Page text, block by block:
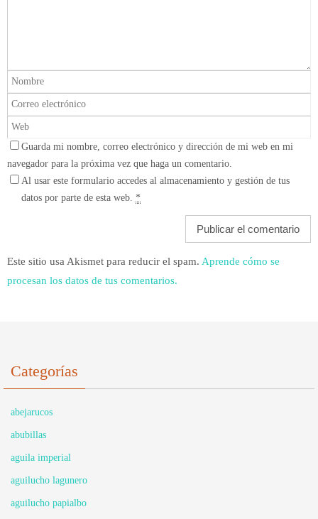
Guarda mi nombre, correo electrónico y dirección de mi web en mi
navegador para la próxima vez que haga un comentario.
Al usar este formulario accedes al almacenamiento y gestión de tus
datos por parte de esta web. *
Este sitio usa Akismet para reducir el spam. Aprende cómo se
procesan los datos de tus comentarios.
Categorías
abejarucos
abubillas
aguila imperial
aguilucho lagunero
aguilucho papialbo